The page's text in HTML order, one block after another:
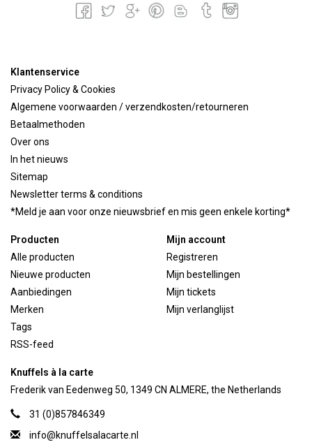
Klantenservice
Privacy Policy & Cookies
Algemene voorwaarden / verzendkosten/retourneren
Betaalmethoden
Over ons
In het nieuws
Sitemap
Newsletter terms & conditions
*Meld je aan voor onze nieuwsbrief en mis geen enkele korting*
Producten
Alle producten
Nieuwe producten
Aanbiedingen
Merken
Tags
RSS-feed
Mijn account
Registreren
Mijn bestellingen
Mijn tickets
Mijn verlanglijst
Knuffels à la carte
Frederik van Eedenweg 50, 1349 CN ALMERE, the Netherlands
31 (0)857846349
info@knuffelsalacarte.nl